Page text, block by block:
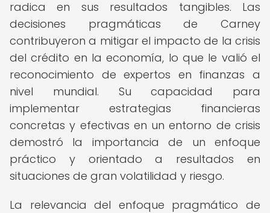
radica en sus resultados tangibles. Las
decisiones pragmáticas de Carney
contribuyeron a mitigar el impacto de la crisis
del crédito en la economía, lo que le valió el
reconocimiento de expertos en finanzas a
nivel mundial. Su capacidad para
implementar estrategias financieras
concretas y efectivas en un entorno de crisis
demostró la importancia de un enfoque
práctico y orientado a resultados en
situaciones de gran volatilidad y riesgo.
La relevancia del enfoque pragmático de